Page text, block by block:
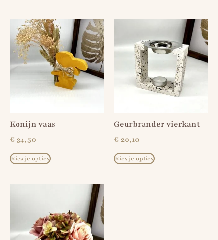
Konijn vaas
€34,50
Kies je opties
Geurbrander vierkant
€20,10
Kies je opties